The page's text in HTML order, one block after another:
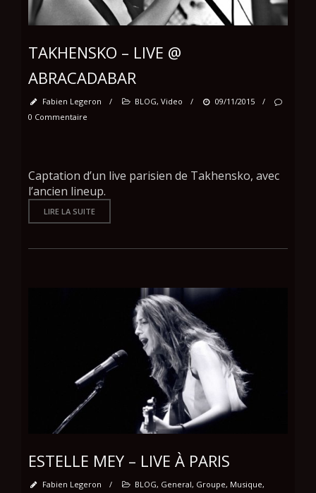
TAKHENSKO – LIVE @
ABRACADABAR
Fabien Legeron / BLOG, Video / 09/11/2015
/
0 Commentaire
Captation d’un live parisien de Takhensko, avec
l’ancien lineup.
LIRE LA SUITE
ESTELLE MEY – LIVE À PARIS
Fabien Legeron / BLOG, General, Groupe, Musique,